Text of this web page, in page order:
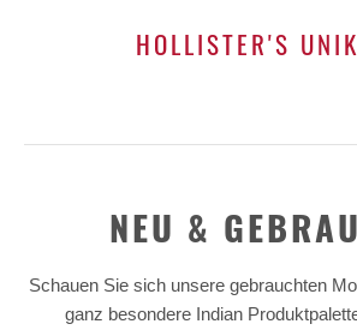
HOLLISTER'S
NEU &
Schauen Sie sich unsere gebrauchten
ganz besondere Indian